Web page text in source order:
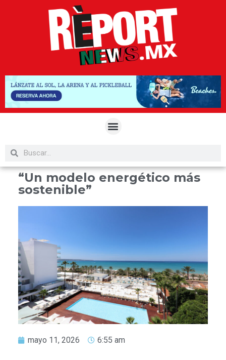
“Un modelo energético más
sostenible”
mayo 11, 2026 6:55 am